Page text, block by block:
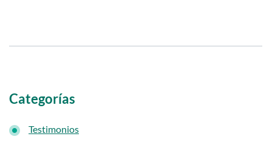
o
i
c
Categorías
Testimonios